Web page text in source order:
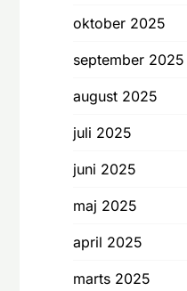
oktober 2025
september 2025
august 2025
juli 2025
juni 2025
maj 2025
april 2025
marts 2025